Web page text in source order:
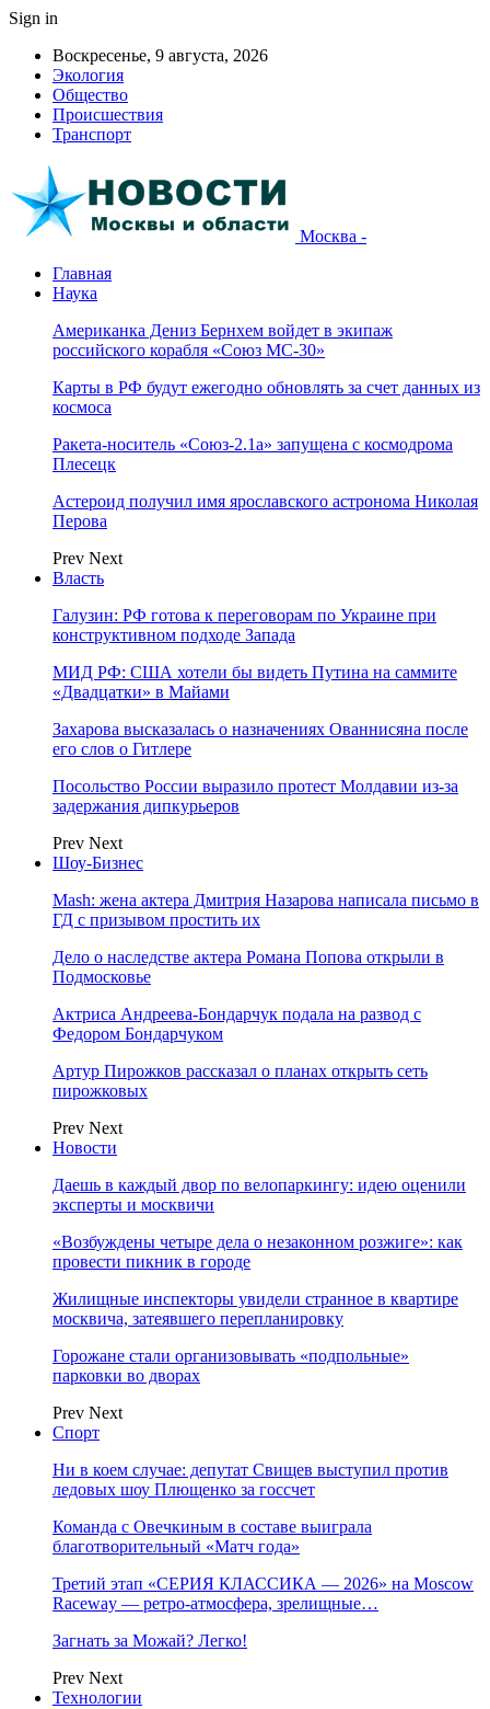
Sign in
Воскресенье, 9 августа, 2026
Экология
Общество
Происшествия
Транспорт
Москва -
Главная
Наука
Американка Дениз Бернхем войдет в экипаж
российского корабля «Союз МС-30»
Карты в РФ будут ежегодно обновлять за счет данных из
космоса
Ракета-носитель «Союз-2.1а» запущена с космодрома
Плесецк
Астероид получил имя ярославского астронома Николая
Перова
Prev Next
Власть
Галузин: РФ готова к переговорам по Украине при
конструктивном подходе Запада
МИД РФ: США хотели бы видеть Путина на саммите
«Двадцатки» в Майами
Захарова высказалась о назначениях Ованнисяна после
его слов о Гитлере
Посольство России выразило протест Молдавии из-за
задержания дипкурьеров
Prev Next
Шоу-Бизнес
Mash: жена актера Дмитрия Назарова написала письмо в
ГД с призывом простить их
Дело о наследстве актера Романа Попова открыли в
Подмосковье
Актриса Андреева-Бондарчук подала на развод с
Федором Бондарчуком
Артур Пирожков рассказал о планах открыть сеть
пирожковых
Prev Next
Новости
Даешь в каждый двор по велопаркингу: идею оценили
эксперты и москвичи
«Возбуждены четыре дела о незаконном розжиге»: как
провести пикник в городе
Жилищные инспекторы увидели странное в квартире
москвича, затеявшего перепланировку
Горожане стали организовывать «подпольные»
парковки во дворах
Prev Next
Спорт
Ни в коем случае: депутат Свищев выступил против
ледовых шоу Плющенко за госсчет
Команда с Овечкиным в составе выиграла
благотворительный «Матч года»
Третий этап «СЕРИЯ КЛАССИКА — 2026» на Moscow
Raceway — ретро‑атмосфера, зрелищные…
Загнать за Можай? Легко!
Prev Next
Технологии